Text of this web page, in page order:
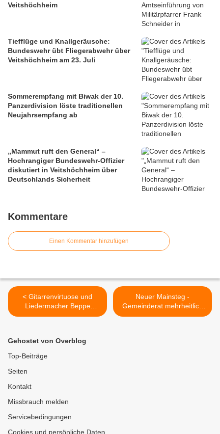
Veitshöchheim
Tiefflüge und Knallgeräusche:
Bundeswehr übt Fliegerabwehr über
Veitshöchheim am 23. Juli
Sommerempfang mit Biwak der 10.
Panzerdivision löste traditionellen
Neujahrsempfang ab
„Mammut ruft den General“ –
Hochrangiger Bundeswehr-Offizier
diskutiert in Veitshöchheim über
Deutschlands Sicherheit
Kommentare
Einen Kommentar hinzufügen
< Gitarrenvirtuose und
Liedermacher Beppe
Gambetta begeisterte im
Neuer Mainsteg -
Gemeinderat mehrheitlich
für Standort an den
Gehostet von Overblog
Top-Beiträge
Seiten
Kontakt
Missbrauch melden
Servicebedingungen
Cookies und persönliche Daten